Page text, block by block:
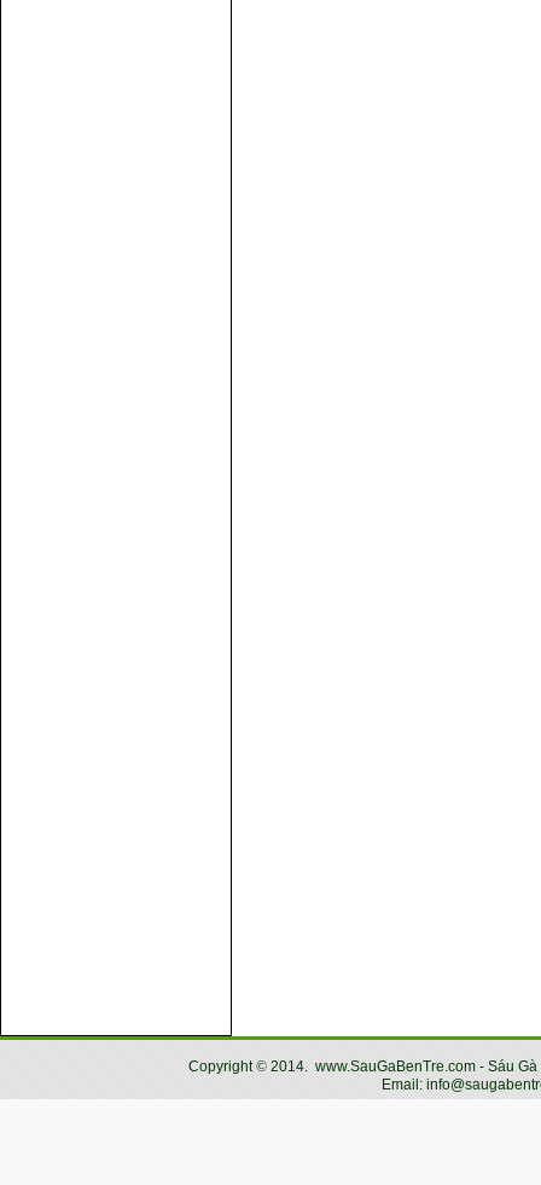
Copyright© 2014. www.SauGaBenTre.com - Sáu
Email: